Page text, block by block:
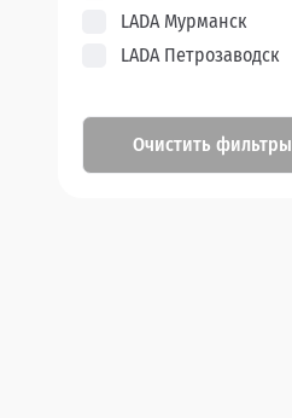
LADA Мурманск
LADA Петрозаводск
Очистить фильтры